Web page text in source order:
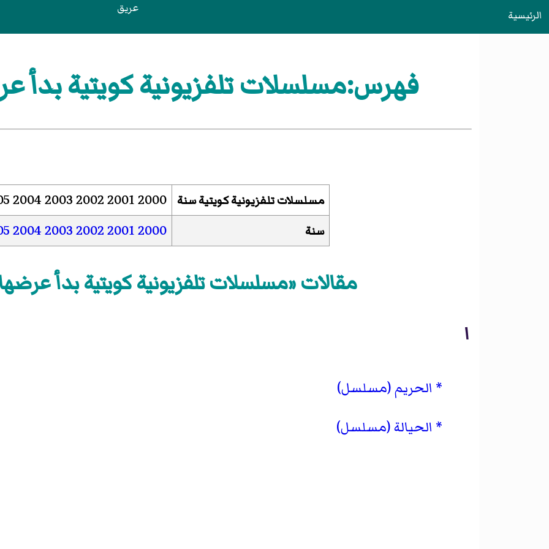
الرئيسية عريق
فهرس:مسلسلات تلفزيونية كويتية بدأ
مسلسلات تلفزيونية كويتية سنة 20042003200220012000
سنة 20042003200220012000
مقالات «مسلسلات تلفزيونية كويتية بدأ عرضها في
ا
الحريم (مسلسل)
الحيالة (مسلسل)